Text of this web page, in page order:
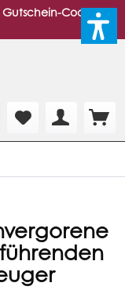
Gutschein-Code: